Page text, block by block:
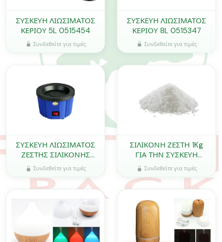
ΣΥΣΚΕΥΗ ΛΙΩΣΙΜΑΤΟΣ
ΚΕΡΙΟΥ 5L 0515454
Συνδεθείτε για τιμές
ΣΥΣΚΕΥΗ ΛΙΩΣΙΜΑΤΟΣ
ΚΕΡΙΟΥ 8L 0515347
Συνδεθείτε για τιμές
ΣΥΣΚΕΥΗ ΛΙΩΣΙΜΑΤΟΣ
ΖΕΣΤΗΣ ΣΙΛΙΚΟΝΗΣ
100W 0515437
Συνδεθείτε για τιμές
ΣΙΛΙΚΟΝΗ ΖΕΣΤΗ 1Kg
ΓΙΑ ΤΗΝ ΣΥΣΚΕΥΗ
ΛΙΩΣΙΜΑΤΟΣ 0519108
Συνδεθείτε για τιμές